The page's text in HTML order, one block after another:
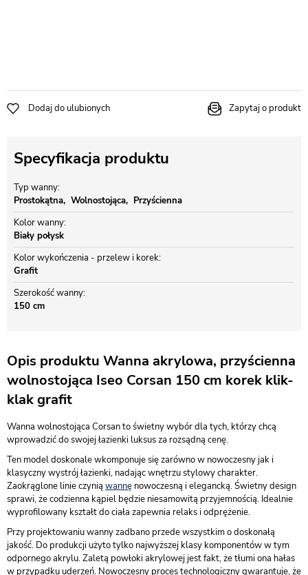
Dodaj do ulubionych Zapytaj o produkt
Specyfikacja produktu
Typ wanny
Prostokątna
Wolnostojąca
Przyścienna
Kolor wanny
Biały połysk
Kolor wykończenia - przelew i korek
Grafit
Szerokość wanny
150 cm
Opis produktu Wanna akrylowa, przyścienna
wolnostojąca Iseo Corsan 150 cm korek klik-
klak grafit
Wanna wolnostojąca Corsan to świetny wybór dla tych, którzy chcą
wprowadzić do swojej łazienki luksus za rozsądną cenę.
Ten model doskonale wkomponuje się zarówno w nowoczesny jak i
klasyczny wystrój łazienki, nadając wnętrzu stylowy charakter.
Zaokrąglone linie czynią wannę nowoczesną i elegancką. Świetny design
sprawi, że codzienna kąpiel będzie niesamowitą przyjemnością. Idealnie
wyprofilowany kształt do ciała zapewnia relaks i odprężenie.
Przy projektowaniu wanny zadbano przede wszystkim o doskonałą
jakość. Do produkcji użyto tylko najwyższej klasy komponentów w tym
odpornego akrylu. Zaletą powłoki akrylowej jest fakt, że tłumi ona hałas
w przypadku uderzeń. Nowoczesny proces technologiczny gwarantuje, że